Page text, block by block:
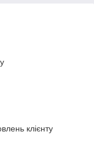
клієнту